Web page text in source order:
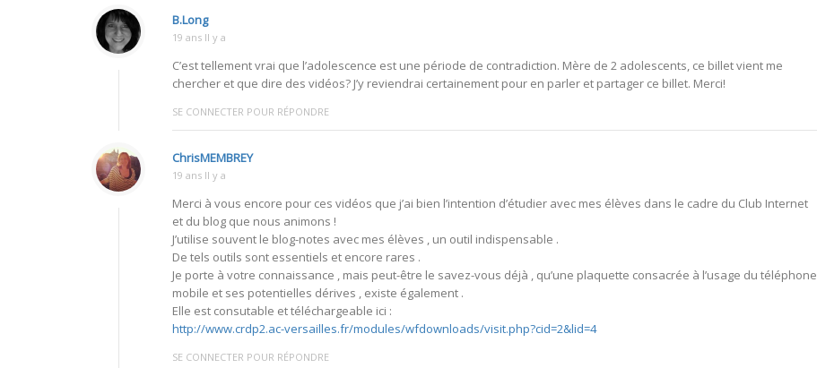
B.Long
19 ans Il y a
C’est tellement vrai que l’adolescence est une période de contradiction. Mère de 2 adolescents, ce billet vient me
chercher et que dire des vidéos? J’y reviendrai certainement pour en parler et partager ce billet. Merci!
SE CONNECTER POUR RÉPONDRE
ChrisMEMBREY
19 ans Il y a
Merci à vous encore pour ces vidéos que j’ai bien l’intention d’étudier avec mes élèves dans le cadre du Club Internet
et du blog que nous animons !
J’utilise souvent le blog-notes avec mes élèves , un outil indispensable .
De tels outils sont essentiels et encore rares .
Je porte à votre connaissance , mais peut-être le savez-vous déjà , qu’une plaquette consacrée à l’usage du téléphone
mobile et ses potentielles dérives , existe également .
Elle est consutable et téléchargeable ici :
http://www.crdp2.ac-versailles.fr/modules/wfdownloads/visit.php?cid=2&lid=4
SE CONNECTER POUR RÉPONDRE